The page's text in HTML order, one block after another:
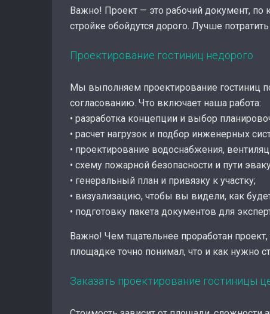
Важно! Проект — это рабочий документ, по
стройке обойдутся дорого. Лучше
Проектирование гостиниц недорого
Мы выполняем проектирование гостиниц
согласованию. Что включает наша работа:
• разработка концепции и выбор
• расчет нагрузок и подбор инженерных
• проектирование водоснабжения,
• схему пожарной безопасности и пути
• генеральный план и привязку к участку;
• визуализацию, чтобы вы видели, как
• подготовку пакета документов для
Важно! Чем тщательнее проработан
площадке точно понимал, что и как нужно
Заказать проектирование гостиницы